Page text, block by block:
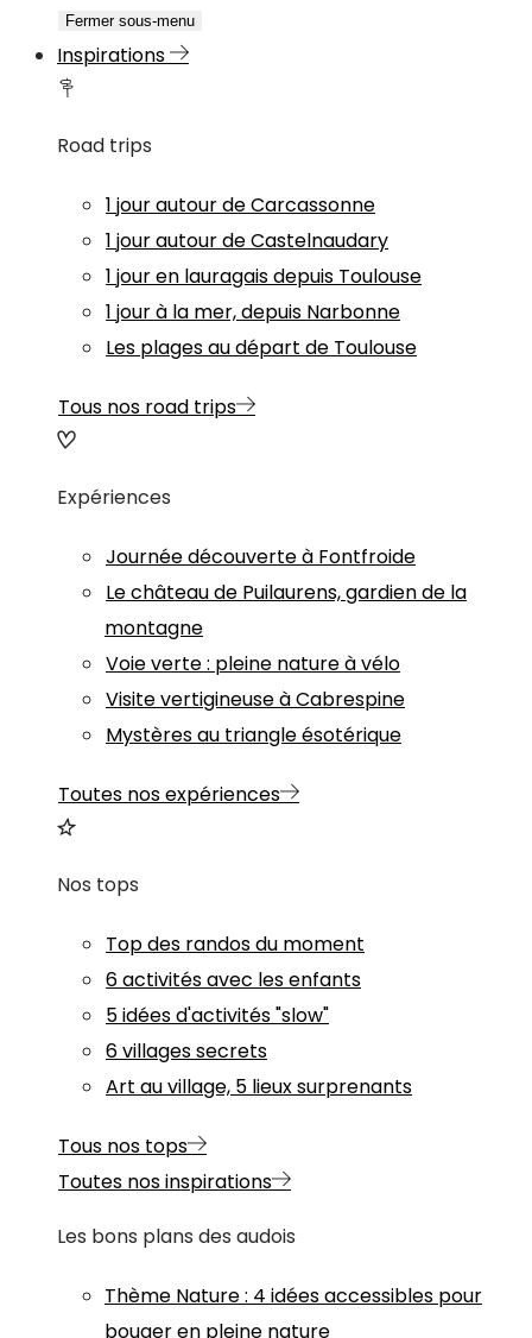
Fermer sous-menu
Inspirations
Road trips
1 jour autour de Carcassonne
1 jour autour de Castelnaudary
1 jour en lauragais depuis Toulouse
1 jour à la mer, depuis Narbonne
Les plages au départ de Toulouse
Tous nos road trips
Expériences
Journée découverte à Fontfroide
Le château de Puilaurens, gardien de la
montagne
Voie verte : pleine nature à vélo
Visite vertigineuse à Cabrespine
Mystères au triangle ésotérique
Toutes nos expériences
Nos tops
Top des randos du moment
6 activités avec les enfants
5 idées d'activités "slow"
6 villages secrets
Art au village, 5 lieux surprenants
Tous nos tops
Toutes nos inspirations
Les bons plans des audois
Thème Nature: 4 idées accessibles pour
bouger en pleine nature